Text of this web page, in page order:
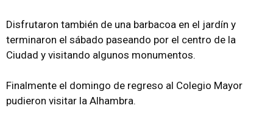
Disfrutaron también de una barbacoa en el jardín y
terminaron el sábado paseando por el centro de la
Ciudad y visitando algunos monumentos.
Finalmente el domingo de regreso al Colegio Mayor
pudieron visitar la Alhambra.